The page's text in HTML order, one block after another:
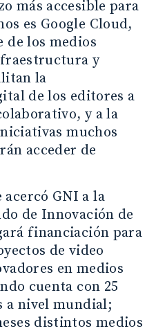
más accesible para
es Google Cloud,
de los medios
y
la
de los editores a
y a la
muchos
acceder de
GNI a la
de Innovación de
financiación para
de video
en medios
cuenta con 25
a nivel mundial;
distintos medios